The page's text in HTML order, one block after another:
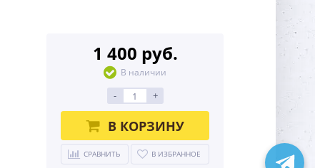
1 400 руб.
В наличии
- +
В КОРЗИНУ
СРАВНИТЬ В ИЗБРАННОЕ